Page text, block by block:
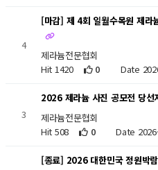
4
[마감] 제 4회 일월수목원 제라
제라늄전문협회
Hit 1420
0 Date
3
2026 제라늄 사진 공모전 당선
제라늄전문협회
Hit 508
0 Date
[종료] 2026 대한민국 정원박